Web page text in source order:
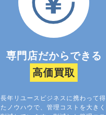
専門店だからできる
高価買取
長年リユースビジネスに携わって得
たノウハウで、管理コストを大きく